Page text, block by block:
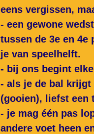
eensvergissen,
- een gewone
tussen de 3e en 4e
je van speelhelft.
- bij ons begint
- als je de bal krijgt
(gooien), liefst een
- je mag één pas
andere voet heen